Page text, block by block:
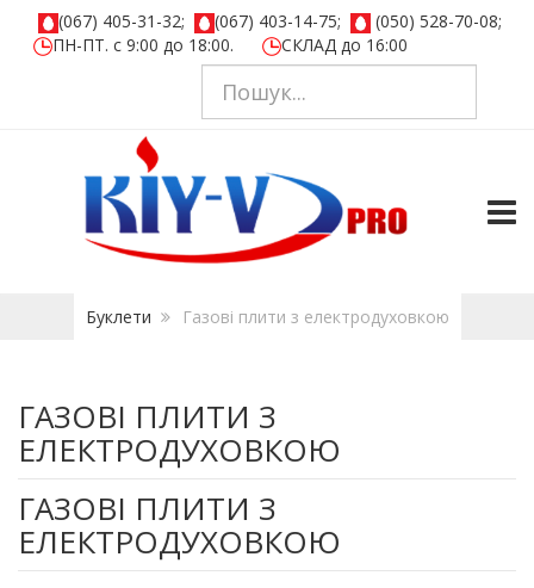
(067) 405-31-32; (067) 403-14-75;
(050) 528-70-08;
ПН-ПТ. с 9:00 до 18:00.
СКЛАД до 16:00
Буклети Газові плити з електродуховкою
ГАЗОВІ ПЛИТИ З
ЕЛЕКТРОДУХОВКОЮ
ГАЗОВІ ПЛИТИ З
ЕЛЕКТРОДУХОВКОЮ